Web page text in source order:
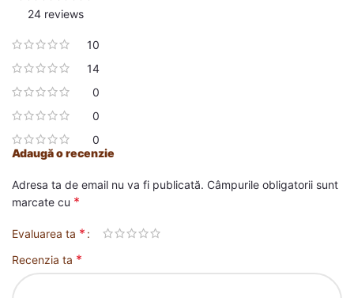
24 reviews
10
14
0
0
0
Adaugă o recenzie
Adresa ta de email nu va fi publicată. Câmpurile obligatorii sunt
marcate cu *
Evaluarea ta *
Recenzia ta *